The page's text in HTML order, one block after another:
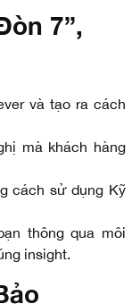
7”,
và tạo ra cách
mà khách hàng
cách sử dụng Kỹ
thông qua môi
insight.